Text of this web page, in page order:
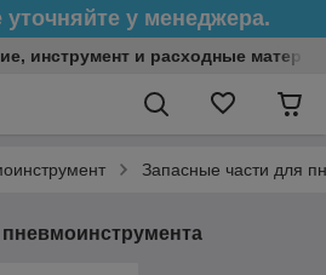
у менеджера.
инструмент и расходные
Запасные части для